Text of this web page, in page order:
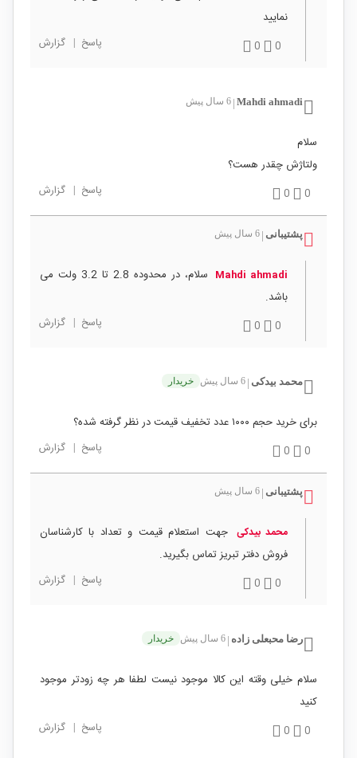
نمایید
0
0 پاسخ | گزارش
Mahdi ahmadi
| 6 سال پیش
سلام
ولتاژش چقدر هست؟
0
0 پاسخ | گزارش
پشتیبانی | 6 سال پیش
Mahdi ahmadi
سلام، در محدوده 2.8 تا 3.2 ولت می
باشد.
0
0 پاسخ | گزارش
محمد بیدکی | 6 سال پیش خریدار
برای خرید حجم ۱۰۰۰ عدد تخفیف قیمت در نظر گرفته شده؟
0
0 پاسخ | گزارش
پشتیبانی | 6 سال پیش
محمد بیدکی جهت استعلام قیمت و تعداد با کارشناسان
فروش دفتر تبریز تماس بگیرید.
0
0 پاسخ | گزارش
رضا محبعلی زاده | 6 سال پیش خریدار
سلام خیلی وقته این کالا موجود نیست لطفا هر چه زودتر موجود
کنید
0
0 پاسخ | گزارش